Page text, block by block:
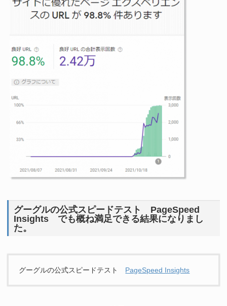
グーグルの公式スピードテスト PageSpeed
Insights でも概ね満足できる結果になりまし
た。
グーグルの公式スピードテスト PageSpeed Insights